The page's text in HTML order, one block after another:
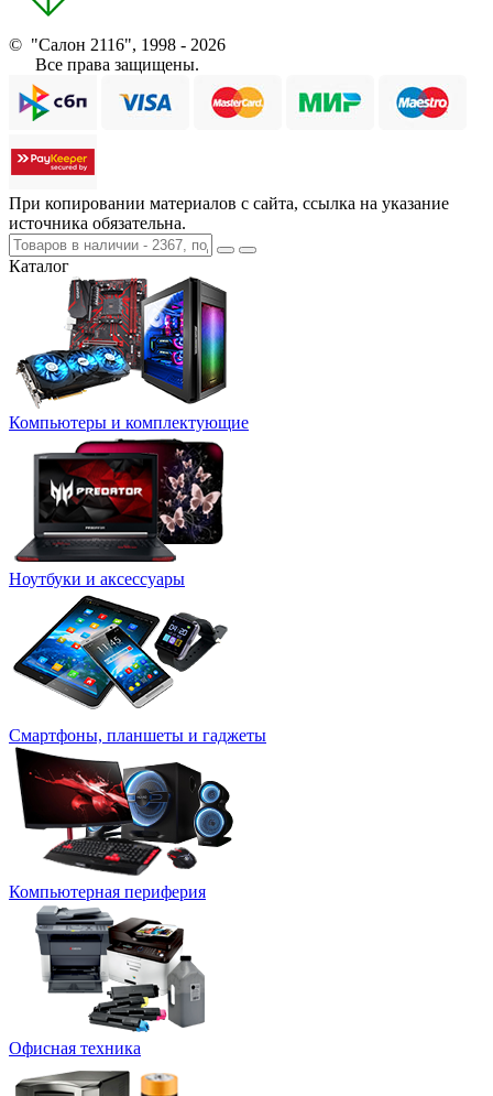
© "Салон 2116", 1998 - 2026
Все права защищены.
При копировании материалов с сайта, ссылка на указание
источника обязательна.
Каталог
Компьютеры и комплектующие
Ноутбуки и аксессуары
Смартфоны, планшеты и гаджеты
Компьютерная периферия
Офисная техника